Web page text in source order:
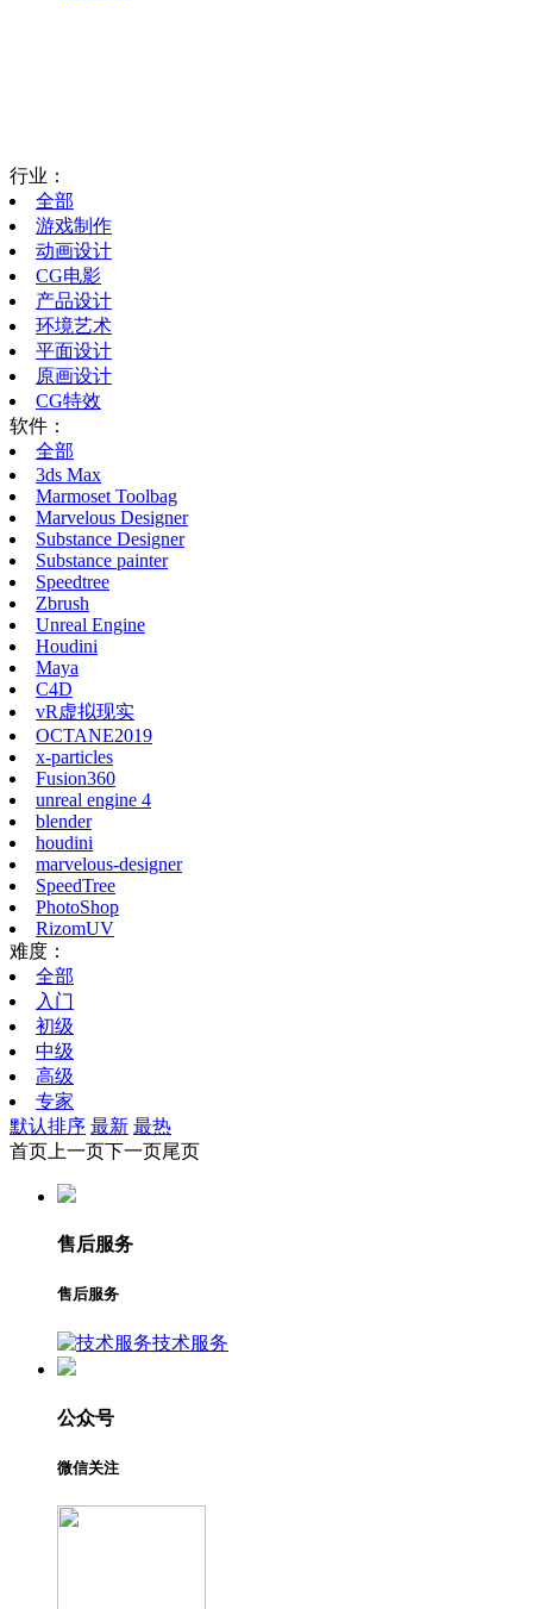
行业：
全部
游戏制作
动画设计
CG电影
产品设计
环境艺术
平面设计
原画设计
CG特效
软件：
全部
3ds Max
Marmoset Toolbag
Marvelous Designer
Substance Designer
Substance painter
Speedtree
Zbrush
Unreal Engine
Houdini
Maya
C4D
vR虚拟现实
OCTANE2019
x-particles
Fusion360
unreal engine 4
blender
houdini
marvelous-designer
SpeedTree
PhotoShop
RizomUV
难度：
全部
入门
初级
中级
高级
专家
默认排序 最新 最热
首页 上一页下一页尾页
售后服务
售后服务
技术服务
公众号
微信关注